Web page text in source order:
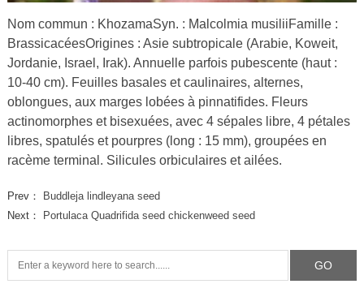
Nom commun : KhozamaSyn. : Malcolmia musiliiFamille :
BrassicacéesOrigines : Asie subtropicale (Arabie, Koweit,
Jordanie, Israel, Irak). Annuelle parfois pubescente (haut :
10-40 cm). Feuilles basales et caulinaires, alternes,
oblongues, aux marges lobées à pinnatifides. Fleurs
actinomorphes et bisexuées, avec 4 sépales libre, 4 pétales
libres, spatulés et pourpres (long : 15 mm), groupées en
racème terminal. Silicules orbiculaires et ailées.
Prev：
Buddleja lindleyana seed
Next：
Portulaca Quadrifida seed chickenweed seed